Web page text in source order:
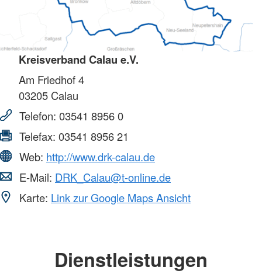
Kreisverband Calau e.V.
Am Friedhof 4
03205 Calau
Telefon: 03541 8956 0
Telefax: 03541 8956 21
Web: http://www.drk-calau.de
E-Mail: DRK_Calau@t-online.de
Karte: Link zur Google Maps Ansicht
Dienstleistungen